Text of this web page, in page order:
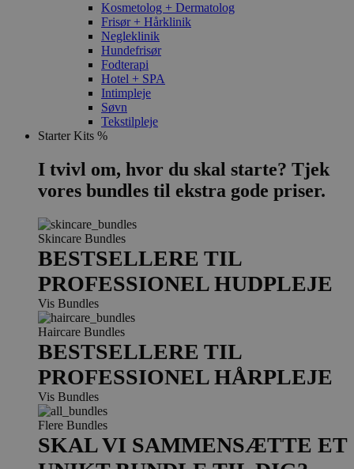
Kosmetolog + Dermatolog
Frisør + Hårklinik
Negleklinik
Hundefrisør
Fodterapi
Hotel + SPA
Intimpleje
Søvn
Tekstilpleje
Starter Kits %
I tvivl om, hvor du skal starte? Tjek
vores bundles til ekstra gode priser.
Skincare Bundles
BESTSELLERE TIL
PROFESSIONEL HUDPLEJE
Vis Bundles
Haircare Bundles
BESTSELLERE TIL
PROFESSIONEL HÅRPLEJE
Vis Bundles
Flere Bundles
SKAL VI SAMMENSÆTTE ET